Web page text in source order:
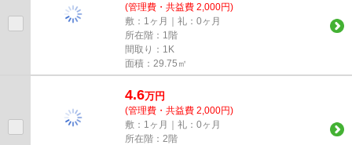
(管理費・共益費 2,000円)
敷：1ヶ月｜礼：0ヶ月
所在階：1階
間取り：1K
面積：29.75㎡
4.6万円
(管理費・共益費 2,000円)
敷：1ヶ月｜礼：0ヶ月
所在階：2階